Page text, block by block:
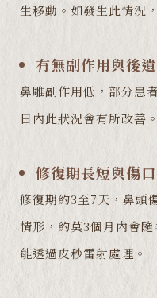
生移動。如發生此情況
有無副作用與後
鼻雕副作用低，部分患
日內此狀況會有所改善。
修復期長短與傷
修復期約3至7天，鼻頭
情形，約莫3個月內會
能透過皮秒雷射處理。